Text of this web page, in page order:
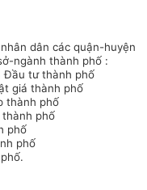
dân các quận-huyện
ngành thành phố :
Đầu tư thành phố
giá thành phố
thành phố
thành phố
phố
phố